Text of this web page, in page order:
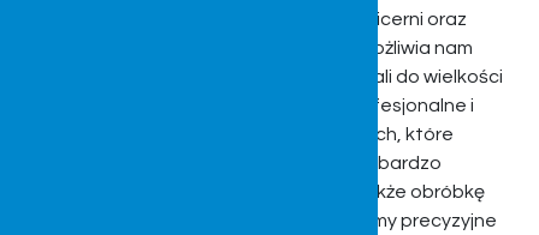
wydziale ślusarni, lakierni, laminatów, tapicerni oraz
montażu. Nasza komora śrutownicza umożliwia nam
śrutowanie i dokładne oczyszczanie detali do wielkości
walca 2000x2200mm. Gwarantujemy profesjonalne i
precyzyjne wykonanie usług spawalniczych, które
obejmują zarówno proste realizacje, jak i bardzo
skomplikowane projekty. Zapewniamy także obróbkę
metali na wypalarce 2D. Do tego oferujemy precyzyjne